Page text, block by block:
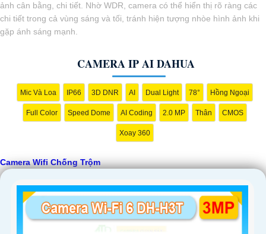
ảnh cân bằng, chi tiết. Nhờ WDR, camera có thể hiển thị rõ ràng các
chi tiết trong cả vùng sáng và tối, tránh hiện tượng nhòe hình ảnh khi
gặp ánh sáng mạnh.
CAMERA IP AI DAHUA
Mic Và Loa IP66 3D DNR AI Dual Light 78° Hồng Ngoại
Full Color Speed Dome AI Coding 2.0 MP Thân CMOS
Xoay 360
Camera Wifi Chống Trộm